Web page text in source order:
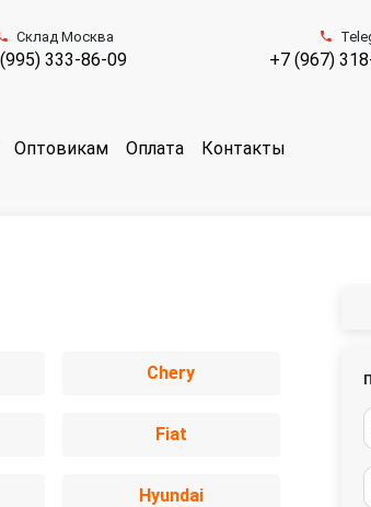
Склад Москва
333-86-09 +7 (967)
Оптовикам Оплата Контакты
Chery
Fiat
Hyundai